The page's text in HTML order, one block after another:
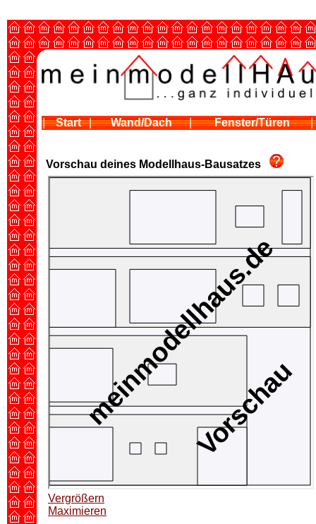
| Start | Wand/Dach | Fenster/Türen |
Vorschau deines Modellhaus-Bausatzes
Vergrößern
Maximieren